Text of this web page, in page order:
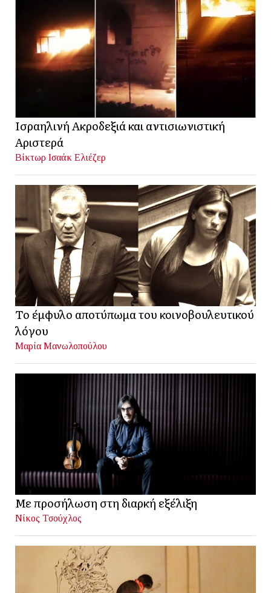
Ισραηλινή Ακροδεξιά και αντισιωνιστική
Αριστερά
Βίκτωρ Ισαάκ Ελιέζερ
Το έμφυλο αποτύπωμα του κοινοβουλευτικού
λόγου
Μαρία Μανωλοπούλου
Με προσήλωση στη διαρκή εξέλιξη
Νίκος Τσούχλος